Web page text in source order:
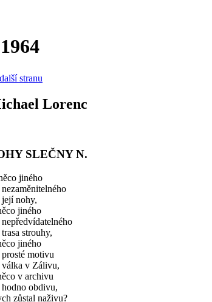
stranu
Lorenc
SLEČNY N.
jiného
nohy,
jiného
strouhy,
jiného
motivu
válka v Zálivu,
v archivu
hodno obdivu,
zůstal naživu?